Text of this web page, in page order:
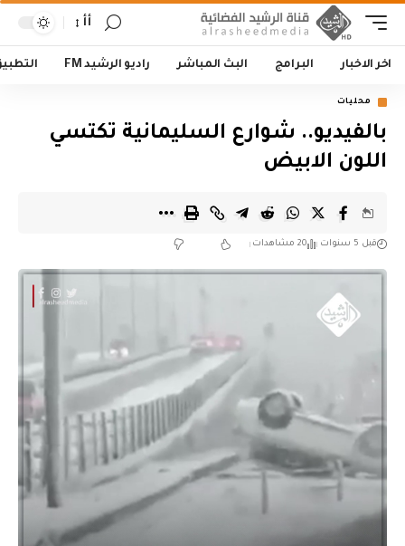
أأ
اخر الاخبار البرامج البث المباشر راديو الرشيد FM
محليات
بالفيديو.. شوارع السليمانية تكتسي
اللون الابيض
قبل 5 سنوات 20 مشاهدات